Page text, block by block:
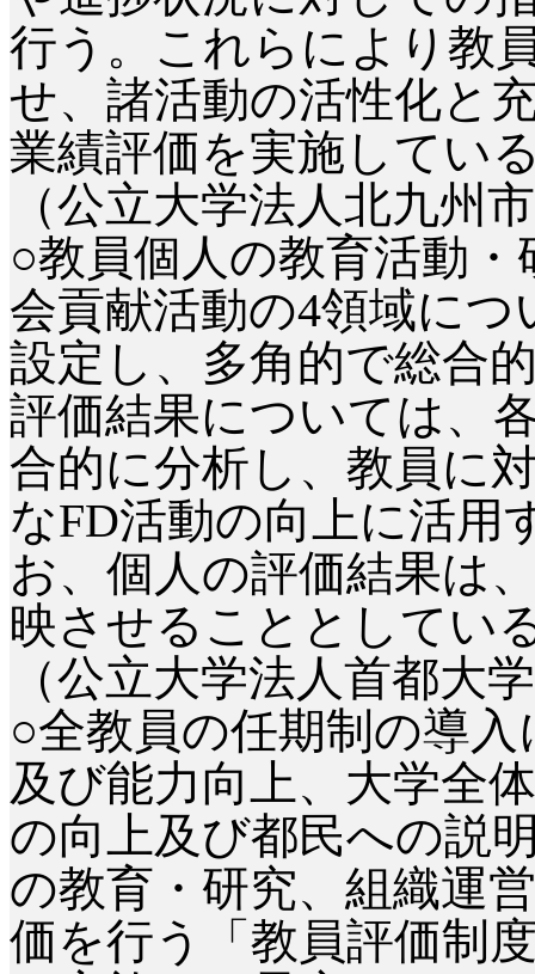
行う。これらにより教
せ、諸活動の活性化と
業績評価を実施してい
（公立大学法人北九州
○教員個人の教育活動
会貢献活動の4領域に
設定し、多角的で総合
評価結果については、
合的に分析し、教員に
なFD活動の向上に活用
お、個人の評価結果は
映させることとしてい
（公立大学法人首都大
○全教員の任期制の導
及び能力向上、大学全
の向上及び都民への説
の教育・研究、組織運
価を行う「教員評価制